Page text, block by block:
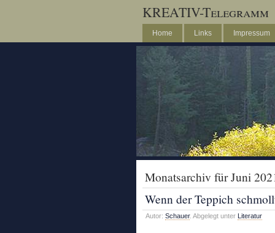
KREATIV-Telegramm
Home Links Impressum
Monatsarchiv für Juni
Wenn der Teppich
Autor: Schauer. Abgelegt unter Literatur